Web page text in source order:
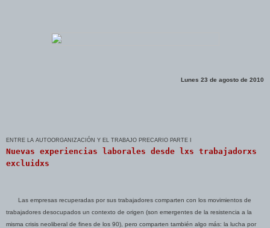
Lunes 23 de agosto de 2010
ENTRE LA AUTOORGANIZACIÓN Y EL TRABAJO PRECARIO PARTE I
Nuevas experiencias laborales desde lxs trabajadorxs
excluidxs
Las empresas recuperadas por sus trabajadores comparten con los movimientos de
trabajadores desocupados un contexto de origen (son emergentes de la resistencia a la
misma crisis neoliberal de fines de los 90), pero comparten también algo más: la lucha por